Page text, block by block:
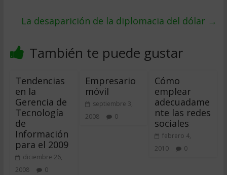
La desaparición de la diplomacia del dólar →
También te puede gustar
Tendencias
en la
Gerencia de
Tecnología
de
Información
para el 2009
diciembre 26,
2008
0
Empresario
móvil
septiembre 3,
2008
0
Cómo
emplear
adecuadame
nte las redes
sociales
febrero 4,
2010
0